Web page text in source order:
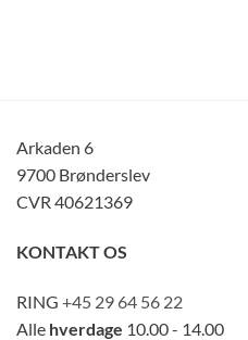
Arkaden 6
9700 Brønderslev
CVR 40621369
KONTAKT OS
RING +45 29 64 56 22
Alle hverdage 10.00 - 14.00